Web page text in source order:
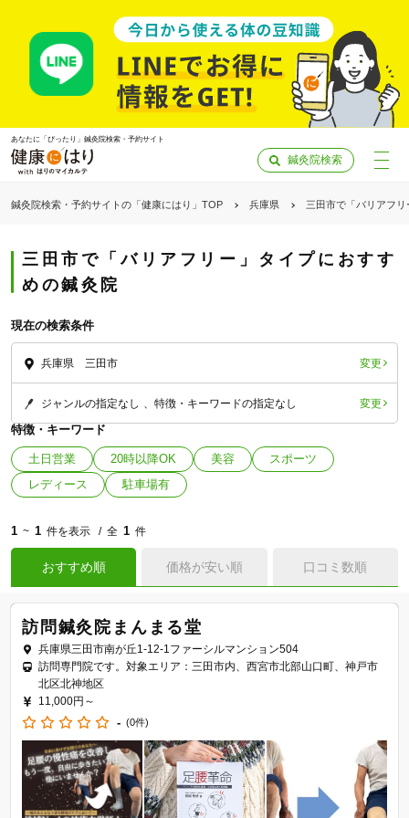
あなたに「ぴったり」鍼灸院検索・予約サイト
鍼灸院検索
鍼灸院検索・予約サイトの「健康にはり」TOP 兵庫県 三田市で「バリアフ
三田市で「バリアフリー」タイプにおすす
めの鍼灸院
現在の検索条件
兵庫県 三田市 変更
ジャンルの指定なし 特徴・キーワードの指定なし 変更
特徴・キーワード
土日営業 20時以降OK 美容
スポーツ
レディース
駐車場有
1 ~ 1 件を表示 全 1 件
おすすめ順 価格が安い順 口コミ数順
訪問鍼灸院まんまる堂
兵庫県三田市南が丘1-12-1ファーシルマンション504
訪問専門院です。対象エリア：三田市内、西宮市北部山口町、神戸市
北区北神地区
11,000円～
- (0件)
「健康にはりを見た」